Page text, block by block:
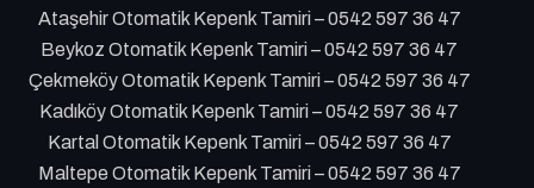
Ataşehir Otomatik Kepenk Tamiri – 0542 597 36 47
Beykoz Otomatik Kepenk Tamiri – 0542 597 36 47
Çekmeköy Otomatik Kepenk Tamiri – 0542 597 36 47
Kadıköy Otomatik Kepenk Tamiri – 0542 597 36 47
Kartal Otomatik Kepenk Tamiri – 0542 597 36 47
Maltepe Otomatik Kepenk Tamiri – 0542 597 36 47